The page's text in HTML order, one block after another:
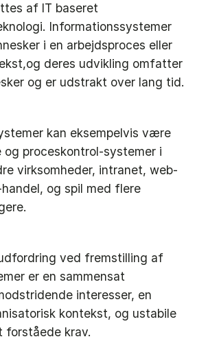
af IT baseret
Informationssystemer
i en arbejdsproces eller
deres udvikling omfatter
og er udstrakt over lang tid.
kan eksempelvis være
proceskontrol-systemer i
virksomheder, intranet, web-
og spil med flere
ved fremstilling af
er en sammensat
interesser, en
kontekst, og ustabile
forståede krav.